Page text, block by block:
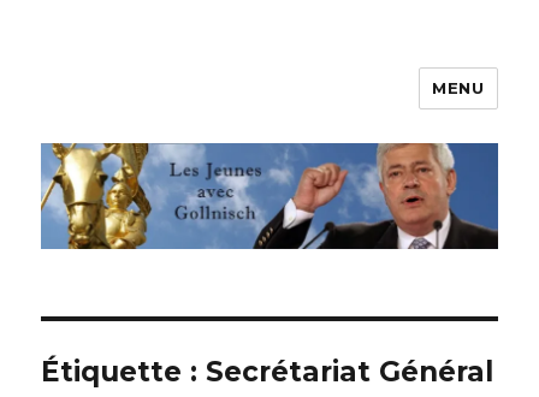
Les jeunes avec Gollnisch
MENU
Étiquette : Secrétariat Général